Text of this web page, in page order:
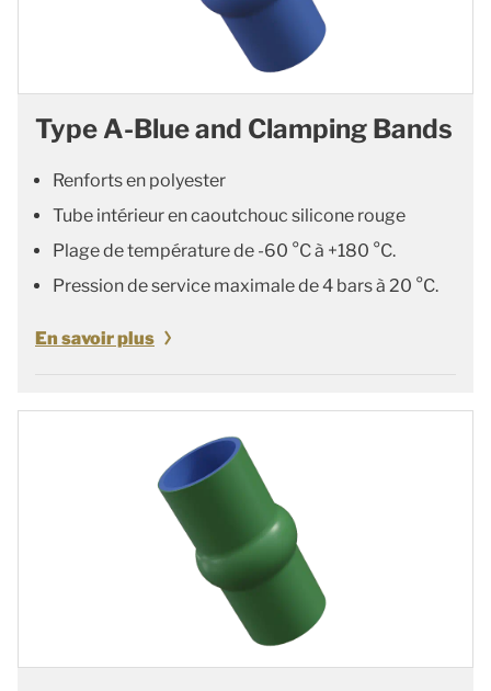
Type A-Blue and Clamping Bands
Renforts en polyester
Tube intérieur en caoutchouc silicone rouge
Plage de température de -60 °C à +180 °C.
Pression de service maximale de 4 bars à 20 °C.
En savoir plus